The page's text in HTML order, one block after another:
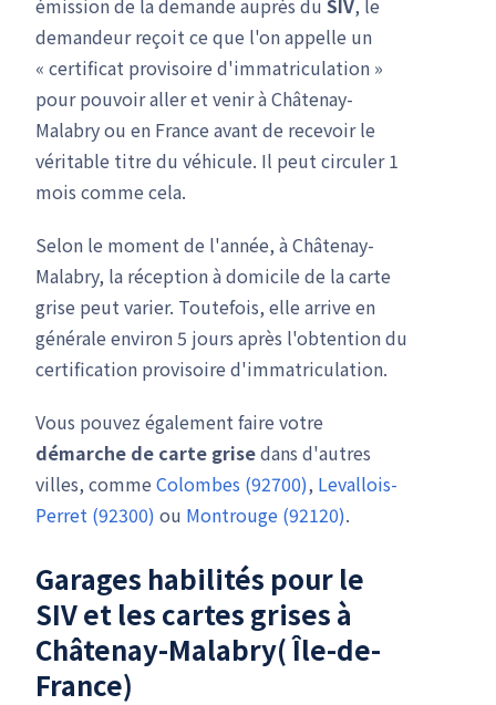
émission de la demande auprès du SIV, le
demandeur reçoit ce que l'on appelle un
« certificat provisoire d'immatriculation »
pour pouvoir aller et venir à Châtenay-
Malabry ou en France avant de recevoir le
véritable titre du véhicule. Il peut circuler 1
mois comme cela.
Selon le moment de l'année, à Châtenay-
Malabry, la réception à domicile de la carte
grise peut varier. Toutefois, elle arrive en
générale environ 5 jours après l'obtention du
certification provisoire d'immatriculation.
Vous pouvez également faire votre
démarche de carte grisedans d'autres
villes, comme Colombes (92700), Levallois-
Perret (92300) ou Montrouge (92120).
Garages habilités pour le
SIVet les cartes grises à
Châtenay-Malabry( Île-de-
France)